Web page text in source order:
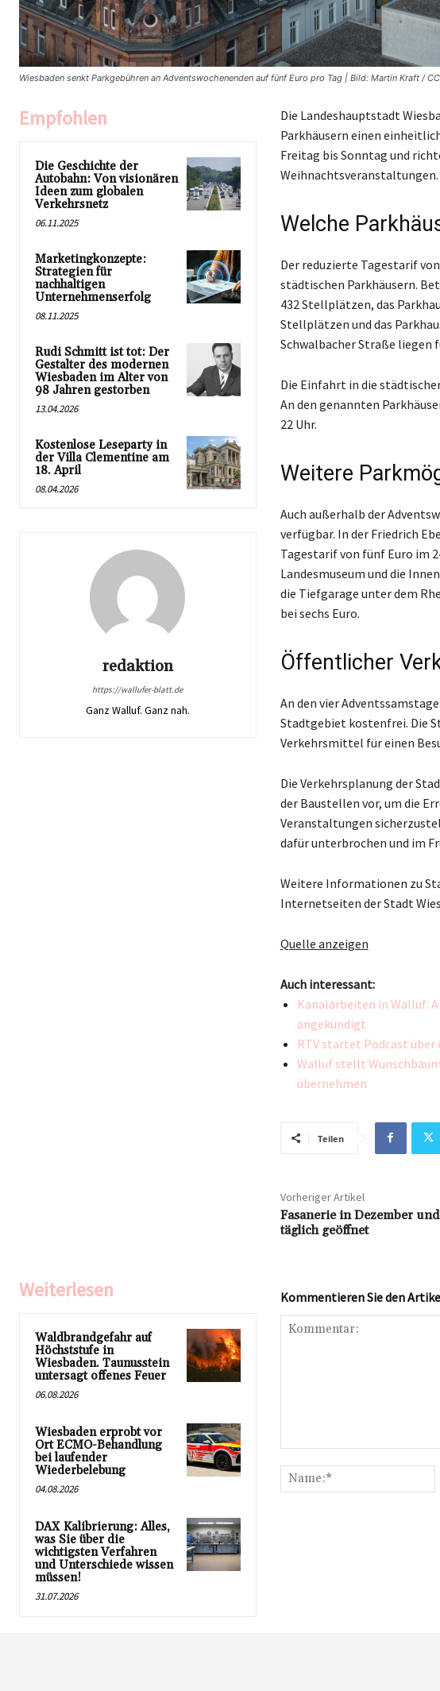
Wiesbaden senkt Parkgebühren an Adventswochenenden auf fünf Euro pro Tag | Bild: Martin Kraft /
Empfohlen
Die Geschichte der
Autobahn: Von visionären
Ideen zum globalen
Verkehrsnetz
06.11.2025
Marketingkonzepte:
Strategien für
nachhaltigen
Unternehmenserfolg
08.11.2025
Rudi Schmitt ist tot: Der
Gestalter des modernen
Wiesbaden im Alter von
98 Jahren gestorben
13.04.2026
Kostenlose Leseparty in
der Villa Clementine am
18. April
08.04.2026
redaktion
https://wallufer-blatt.de
Ganz Walluf. Ganz nah.
Die Landeshauptstadt
Parkhäusern einen
Freitag bis Sonntag und
Weihnachtsveranstaltungen.
Welche
Der reduzierte Tagestarif
städtischen Parkhäusern.
432 Stellplätzen, das
Stellplätzen und das
Schwalbacher Straße liegen
Die Einfahrt in die
An den genannten
22 Uhr.
Weitere
Auch außerhalb der
verfügbar. In der Friedrich
Tagestarif von fünf Euro im
Landesmuseum und die
die Tiefgarage unter dem
bei sechs Euro.
Öffentlicher
An den vier
Stadtgebiet kostenfrei. Die
Verkehrsmittel für einen
Die Verkehrsplanung der
der Baustellen vor, um die
Veranstaltungen
dafür unterbrochen und im
Weitere Informationen zu
Internetseiten der Stadt
Quelle anzeigen
Auch interessant:
Kanalarbeiten in Walluf:
angekündigt
RTV startet Podcast
Walluf stellt
übernehmen
Teilen
Vorheriger Artikel
Fasanerie in Dezember
täglich geöffnet
Weiterlesen
Waldbrandgefahr auf
Höchststufe in
Wiesbaden. Taunusstein
untersagt offenes Feuer
06.08.2026
Wiesbaden erprobt vor
Ort ECMO-Behandlung
bei laufender
Wiederbelebung
04.08.2026
DAX Kalibrierung: Alles,
was Sie über die
wichtigsten Verfahren
und Unterschiede wissen
müssen!
31.07.2026
Kommentieren Sie den